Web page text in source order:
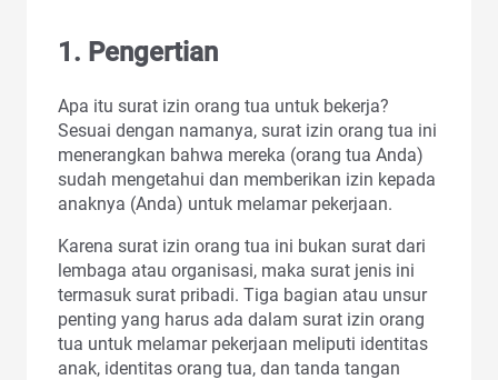
1. Pengertian
Apa itu surat izin orang tua untuk bekerja?
Sesuai dengan namanya, surat izin orang tua ini
menerangkan bahwa mereka (orang tua Anda)
sudah mengetahui dan memberikan izin kepada
anaknya (Anda) untuk melamar pekerjaan.
Karena surat izin orang tua ini bukan surat dari
lembaga atau organisasi, maka surat jenis ini
termasuk surat pribadi. Tiga bagian atau unsur
penting yang harus ada dalam surat izin orang
tua untuk melamar pekerjaan meliputi identitas
anak, identitas orang tua, dan tanda tangan